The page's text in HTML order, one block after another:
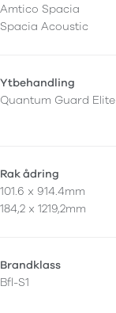
Amtico Spacia
Spacia Acoustic
Ytbehandling
Quantum Guard Elite
Rak ådring
101.6 x 914.4mm
184,2 x 1219,2mm
Brandklass
Bfl-S1